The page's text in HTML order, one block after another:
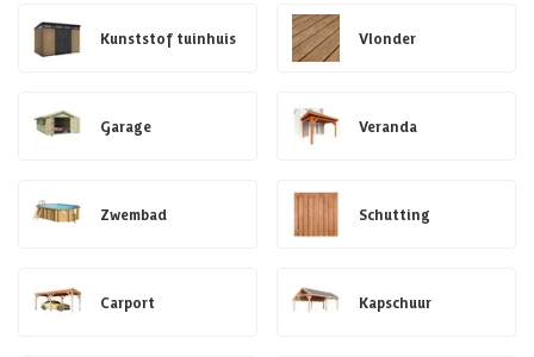
Kunststof tuinhuis Vlonder
Garage Veranda
Zwembad Schutting
Carport Kapschuur